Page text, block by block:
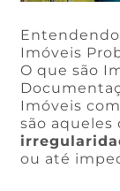
Imóveis
O que são
Imóveis
são aqueles
ou até